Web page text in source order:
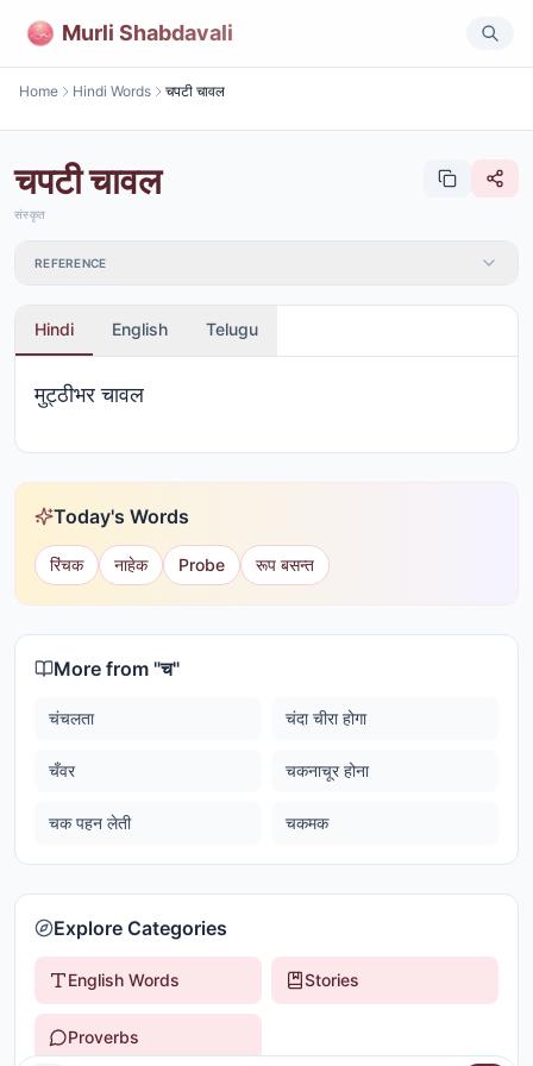
Murli Shabdavali
Home Hindi Words चपटी चावल
चपटी चावल
संस्कृत
REFERENCE
Hindi English Telugu
मुट्ठीभर चावल
Today's Words
रिंचक नाहेक Probe रूप बसन्त
More from "च"
चंचलता चंदा चीरा होगा
चँवर चकनाचूर होना
चक पहन लेती चकमक
Explore Categories
English Words Stories
Proverbs